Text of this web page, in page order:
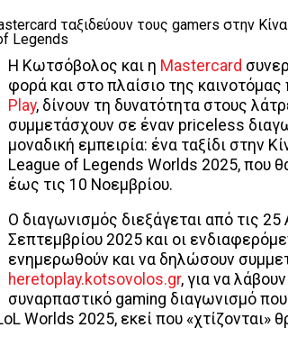
Η Κωτσόβολος και η Mastercard
φορά και στο πλαίσιο της
Play, δίνουν τη δυνατότητα στους
συμμετάσχουν σε έναν priceless
μοναδική εμπειρία: ένα ταξίδι στην
League of Legends Worlds 2025, που
έως τις 10 Νοεμβρίου.
Ο διαγωνισμός διεξάγεται από τις
Σεπτεμβρίου 2025 και οι
ενημερωθούν και να δηλώσουν
heretoplay.kotsovolos.gr, για να
συναρπαστικό gaming διαγωνισμό
Worlds 2025, εκεί που «χτίζονται»